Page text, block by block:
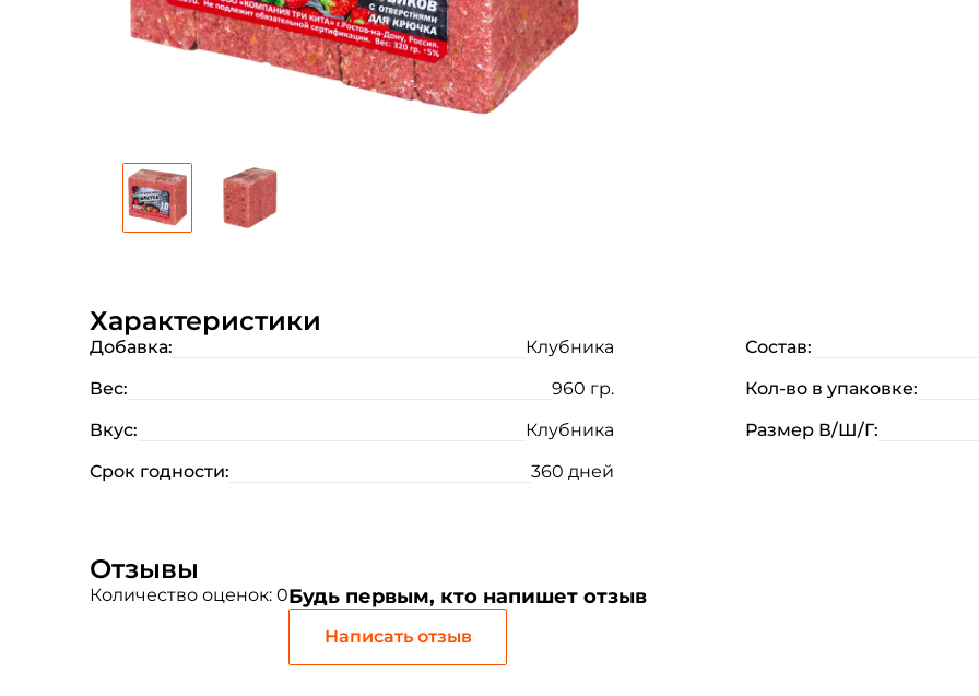
Характеристики
Добавка: Клубника Состав:
Вес:
960 гр. Кол-во в упаковке:
Вкус:
Клубника Размер В/Ш/Г:
Срок годности:
360 дней
Отзывы
Количество оценок: 0Будь первым, кто напишет отзыв
Написать отзыв
Создать аккаунт
Email: *
Придумайте пароль: *